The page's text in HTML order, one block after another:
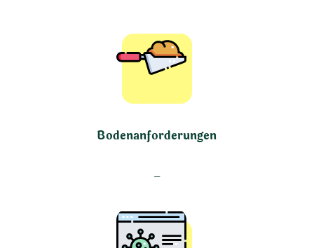
Bodenanforderungen
–